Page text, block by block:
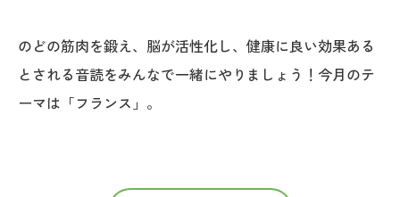
のどの筋肉を鍛え、脳が活性化し、健康に良い効果ある
とされる音読をみんなで一緒にやりましょう！今月のテ
ーマは「フランス」。